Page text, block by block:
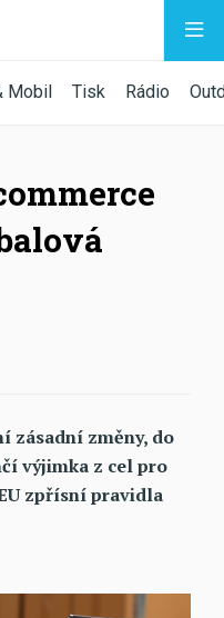
Mobil Tisk Rádio
zásadní změny, do
výjimka z cel pro
zpřísní pravidla